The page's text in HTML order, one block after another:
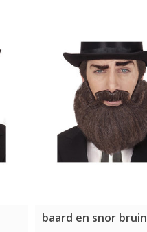
baard en snor bruin